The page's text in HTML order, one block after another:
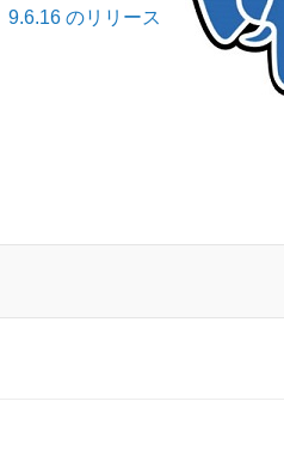
9.6.16 のリリース